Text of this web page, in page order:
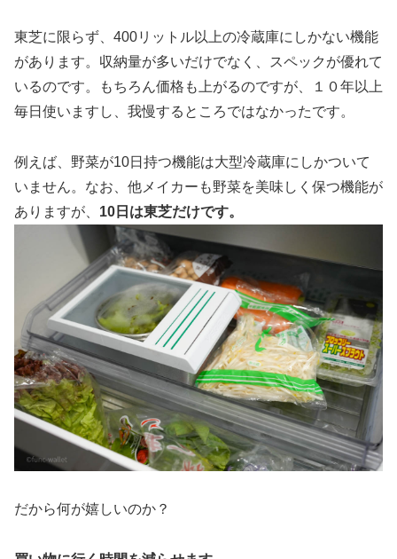
東芝に限らず、400リットル以上の冷蔵庫にしかない機能
があります。収納量が多いだけでなく、スペックが優れて
いるのです。もちろん価格も上がるのですが、１０年以上
毎日使いますし、我慢するところではなかったです。
例えば、野菜が10日持つ機能は大型冷蔵庫にしかついて
いません。なお、他メイカーも野菜を美味しく保つ機能が
ありますが、 10日は東芝だけです。
だから何が嬉しいのか？